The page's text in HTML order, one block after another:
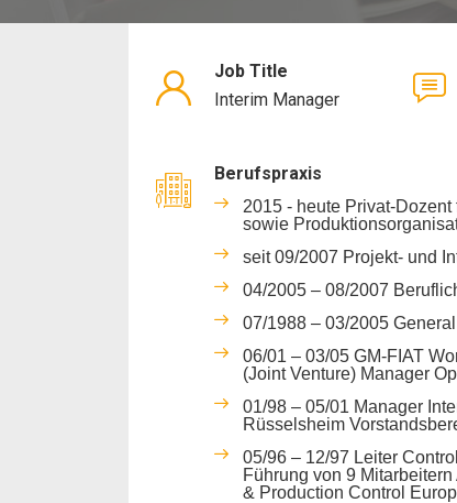
Job Title
Interim Manager
Berufspraxis
2015 - heute Privat-
sowie
seit 09/2007 Projekt- und
04/2005 – 08/2007
07/1988 – 03/2005
06/01 – 03/05 GM-FIAT
(Joint Venture) Manager
01/98 – 05/01 Manager
Rüsselsheim
05/96 – 12/97 Leiter
Führung von 9
& Production Control